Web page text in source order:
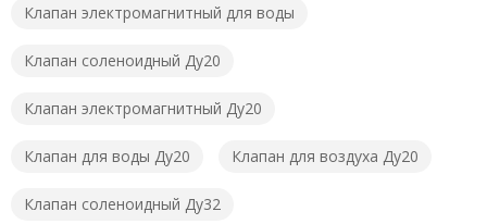
Клапан электромагнитный для воды
Клапан соленоидный Ду20
Клапан электромагнитный Ду20
Клапан для воды Ду20 Клапан для воздуха Ду20
Клапан соленоидный Ду32